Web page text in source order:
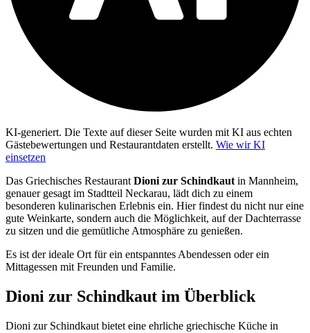
KI-generiert. Die Texte auf dieser Seite wurden mit KI aus echten
Gästebewertungen und Restaurantdaten erstellt. Wie wir KI
einsetzen
Das Griechisches Restaurant Dioni zur Schindkaut in Mannheim,
genauer gesagt im Stadtteil Neckarau, lädt dich zu einem
besonderen kulinarischen Erlebnis ein. Hier findest du nicht nur eine
gute Weinkarte, sondern auch die Möglichkeit, auf der Dachterrasse
zu sitzen und die gemütliche Atmosphäre zu genießen.
Es ist der ideale Ort für ein entspanntes Abendessen oder ein
Mittagessen mit Freunden und Familie.
Dioni zur Schindkaut im Überblick
Dioni zur Schindkaut bietet eine ehrliche griechische Küche in